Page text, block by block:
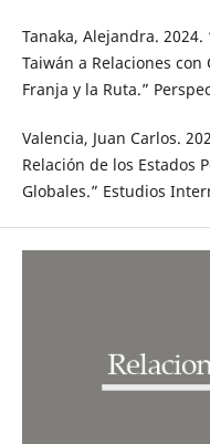
Tanaka, Alejandra.
Taiwán a Relaciones
Franja y la Ruta.”
Valencia, Juan Carlos.
Relación de los Estados
Globales.” Estudios